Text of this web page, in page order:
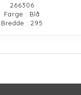
266306
Farge : Blå
Bredde : 295